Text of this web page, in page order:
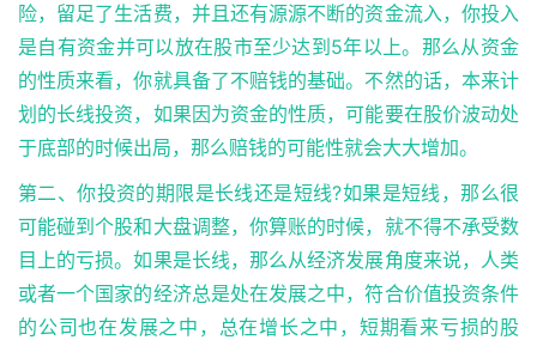
险，留足了生活费，并且还有源源不断的资金流入，你投入
是自有资金并可以放在股市至少达到5年以上。那么从资金
的性质来看，你就具备了不赔钱的基础。不然的话，本来计
划的长线投资，如果因为资金的性质，可能要在股价波动处
于底部的时候出局，那么赔钱的可能性就会大大增加。
第二、你投资的期限是长线还是短线?如果是短线，那么很
可能碰到个股和大盘调整，你算账的时候，就不得不承受数
目上的亏损。如果是长线，那么从经济发展角度来说，人类
或者一个国家的经济总是处在发展之中，符合价值投资条件
的公司也在发展之中，总在增长之中，短期看来亏损的股